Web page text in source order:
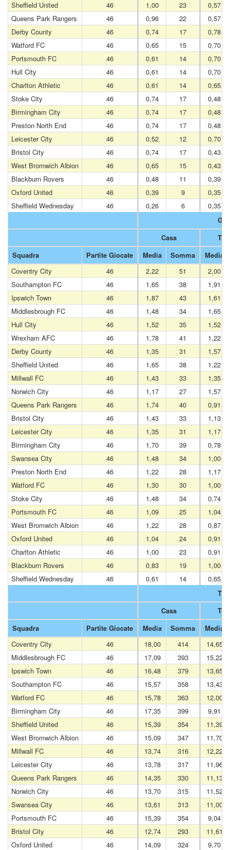
Sheffield United 46 1,00 23
0,57
Queens Park Rangers
46 0,96 22
0,57
Derby County
46 0,74 17
0,78
Watford FC
46 0,65 15
0,70
Portsmouth FC
46 0,61 14
0,70
Hull City
46 0,61 14
0,70
Charlton Athletic
46 0,61 14
0,65
Stoke City
46 0,74 17
0,48
Birmingham City
46 0,74 17
0,48
Preston North End
46 0,74 17
0,48
Leicester City
46 0,52 12
0,70
Bristol City
46 0,74 17
0,43
West Bromwich Albion
46 0,65 15
0,43
Blackburn Rovers
46 0,48 11
0,39
Oxford United
46 0,39 9
0,35
Sheffield Wednesday
46 0,26 6
0,35
Casa
Squadra
Partite Giocate Media Somma
Media
Coventry City
46 2,22 51
2,00
Southampton FC
46 1,65 38
1,91
Ipswich Town
46 1,87 43
1,61
Middlesbrough FC
46 1,48 34
1,65
Hull City
46 1,52 35
1,52
Wrexham AFC
46 1,78 41
1,22
Derby County
46 1,35 31
1,57
Sheffield United
46 1,65 38
1,22
Millwall FC
46 1,43 33
1,35
Norwich City
46 1,17 27
1,57
Queens Park Rangers
46 1,74 40
0,91
Bristol City
46 1,43 33
1,13
Leicester City
46 1,35 31
1,17
Birmingham City
46 1,70 39
0,78
Swansea City
46 1,48 34
1,00
Preston North End
46 1,22 28
1,17
Watford FC
46 1,30 30
1,00
Stoke City
46 1,48 34
0,74
Portsmouth FC
46 1,09 25
1,04
West Bromwich Albion
46 1,22 28
0,87
Oxford United
46 1,04 24
0,91
Charlton Athletic
46 1,00 23
0,91
Blackburn Rovers
46 0,83 19
1,00
Sheffield Wednesday
46 0,61 14
0,65
Tiri
Casa
Squadra
Partite Giocate Media Somma
Media
Coventry City
46 18,00 414
14,65
Middlesbrough FC
46 17,09 393
15,22
Ipswich Town
46 16,48 379
13,65
Southampton FC
46 15,57 358
13,43
Watford FC
46 15,78 363
12,00
Birmingham City
46 17,35 399
9,91
Sheffield United
46 15,39 354
11,39
West Bromwich Albion
46 15,09 347
11,70
Millwall FC
46 13,74 316
12,22
Leicester City
46 13,78 317
11,96
Queens Park Rangers
46 14,35 330
11,13
Norwich City
46 13,70 315
11,52
Swansea City
46 13,61 313
11,00
Portsmouth FC
46 15,39 354
9,04
Bristol City
46 12,74 293
11,61
Oxford United
46 14,09 324
9,70